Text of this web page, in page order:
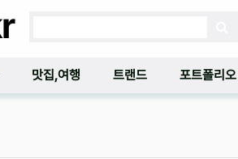
맛집,여행 트랜드 포트폴리오